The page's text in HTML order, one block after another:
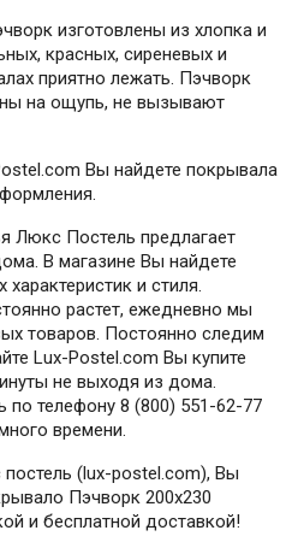
изготовлены из хлопка и
красных, сиреневых и
приятно лежать. Пэчворк
на ощупь, не вызывают
Вы найдете покрывала
Люкс Постель предлагает
В магазине Вы найдете
и стиля.
растет, ежедневно мы
товаров. Постоянно следим
Lux-Postel.com Вы купите
не выходя из дома.
по телефону 8 (800) 551-62-77
времени.
(lux-postel.com), Вы
Пэчворк 200х230
и бесплатной доставкой!